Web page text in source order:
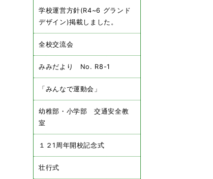
学校運営方針(R4~6 グランド
デザイン)掲載しました。
全校交流会
みみだより No. R8-1
「みんなで運動会」
幼稚部・小学部 交通安全教
室
１２1周年開校記念式
壮行式